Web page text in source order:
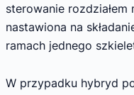
sterowanie
nastawiona na
ramach jednego
W przypadku hybryd